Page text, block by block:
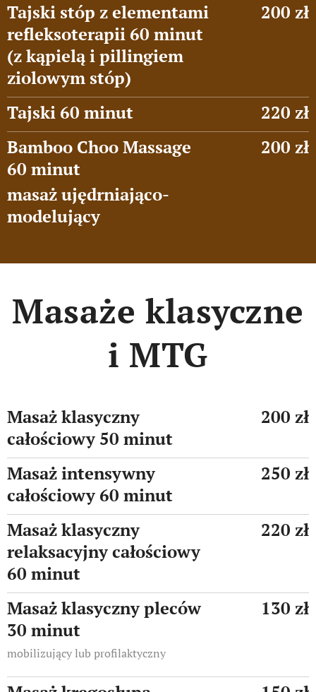
Tajski stóp z elementami
refleksoterapii 60 minut
(z kąpielą i pillingiem
ziolowym stóp)
200 zł
Tajski 60 minut
220 zł
Bamboo Choo Massage
60 minut
masaż ujędrniająco-
modelujący
200 zł
Masaże klasyczne
i MTG
Masaż klasyczny
całościowy 50 minut
200 zł
Masaż intensywny
całościowy 60 minut
250 zł
Masaż klasyczny
relaksacyjny całościowy
60 minut
220 zł
Masaż klasyczny pleców
30 minut
mobilizujący lub profilaktyczny
130 zł